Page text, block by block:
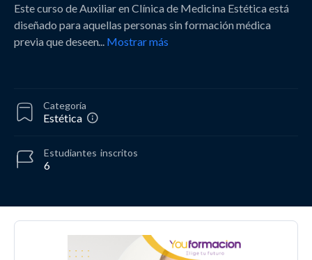
Este curso de Auxiliar en Clínica de Medicina Estética está
diseñado para aquellas personas sin formación médica
previa que deseen... Mostrar más
Categoría
Estética
6
Estudiantes inscritos